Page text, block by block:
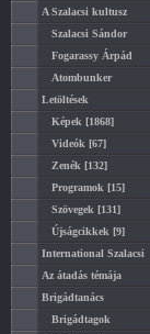
A Szalacsi kultusz
Szalacsi Sándor
Fogarassy Árpád
Atombunker
Letöltések
Képek [1868]
Videók [67]
Zenék [132]
Programok [15]
Szövegek [131]
Újságcikkek [9]
International Szalacsi
Az átadás témája
Brigádtanács
Brigádtagok